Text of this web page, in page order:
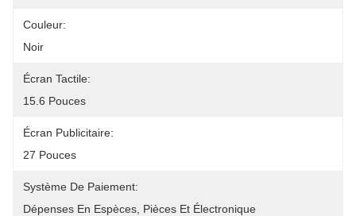
Couleur:
Noir
Écran Tactile:
15.6 Pouces
Écran Publicitaire:
27 Pouces
Système De Paiement:
Dépenses En Espèces, Pièces Et Électronique